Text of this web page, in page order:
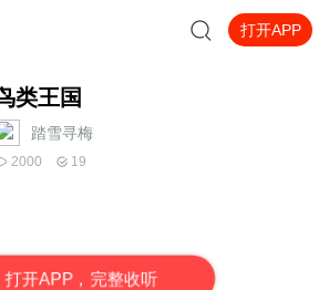
打开APP
类王国
踏雪寻梅
2000 19
打开APP，完整收听